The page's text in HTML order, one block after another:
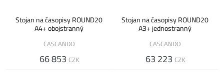
Stojan na časopisy ROUND20
A4+ obojstranný
CASCANDO
66 853 CZK
Stojan na časopisy ROUND20
A3+ jednostranný
CASCANDO
63 223 CZK